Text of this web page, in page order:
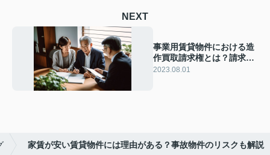
NEXT
事業用賃貸物件における造
作買取請求権とは？請求で
きないケースを解説！
2023.08.01
家賃が安い賃貸物件には理由がある？事故物件のリスクも解説